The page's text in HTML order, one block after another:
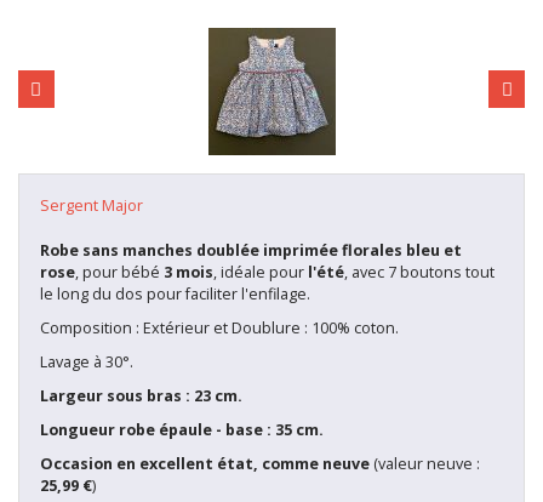
Sergent Major
Robe sans manches doublée imprimée florales bleu et
rose, pour bébé 3 mois, idéale pour l'été, avec 7 boutons tout
le long du dos pour faciliter l'enfilage.
Composition : Extérieur et Doublure : 100% coton.
Lavage à 30°.
Largeur sous bras : 23 cm.
Longueur robe épaule - base : 35 cm.
Occasion en excellent état, comme neuve (valeur neuve :
25,99 €)